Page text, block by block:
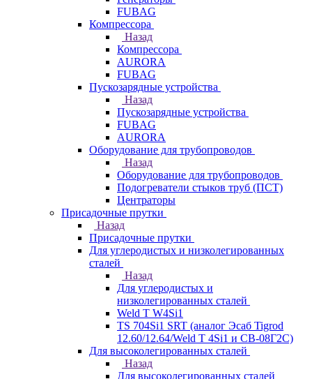
FUBAG
Компрессора
Назад
Компрессора
AURORA
FUBAG
Пускозарядные устройства
Назад
Пускозарядные устройства
FUBAG
AURORA
Оборудование для трубопроводов
Назад
Оборудование для трубопроводов
Подогреватели стыков труб (ПСТ)
Центраторы
Присадочные прутки
Назад
Присадочные прутки
Для углеродистых и низколегированных
сталей
Назад
Для углеродистых и
низколегированных сталей
Weld T W4Si1
TS 704Si1 SRT (аналог Эсаб Tigrod
12.60/12.64/Weld T 4Si1 и СВ-08Г2С)
Для высоколегированных сталей
Назад
Для высоколегированных сталей